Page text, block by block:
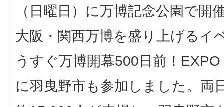
（日曜日）に万博記念公園で開
大阪・関西万博を盛り上げるイ
うすぐ万博開幕500日前！
に羽曳野市も参加しました。両